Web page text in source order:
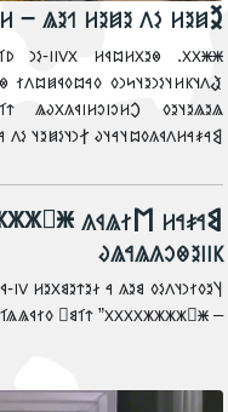
𐳢𐳋𐳍𐳋𐳥𐳉𐳦𐳐
𐳀𐳯 𐲉𐳯𐳉𐳢 𐳋𐳤 𐳉𐳯𐳉𐳢 𐳒𐳉𐳖
𐲏𐳛𐳙𐳌𐳛𐳍𐳖𐳀𐳖𐳜 𐳘𐳀𐳎𐳀𐳢
𐳢𐳋𐳍𐳋𐳥𐳉𐳦𐳐 𐳓𐳐𐳁𐳖𐳖𐳑𐳦𐳁𐳤
𐲘𐳫𐳯𐳉𐳪𐳘
–
„𐲘𐳀𐳎𐳀𐳢 𐲮𐳐𐳖𐳁𐳍
𐳓𐳋𐳥𐳭𐳖𐳦